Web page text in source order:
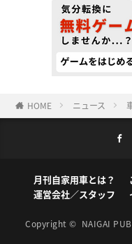
HOME ニュース
月刊自家用車とは？
運営会社／スタッフ
Copyright © NAIGAI